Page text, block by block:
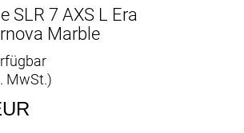
CARBON
SLR 7 AXS L Era
Marble
MwSt.)